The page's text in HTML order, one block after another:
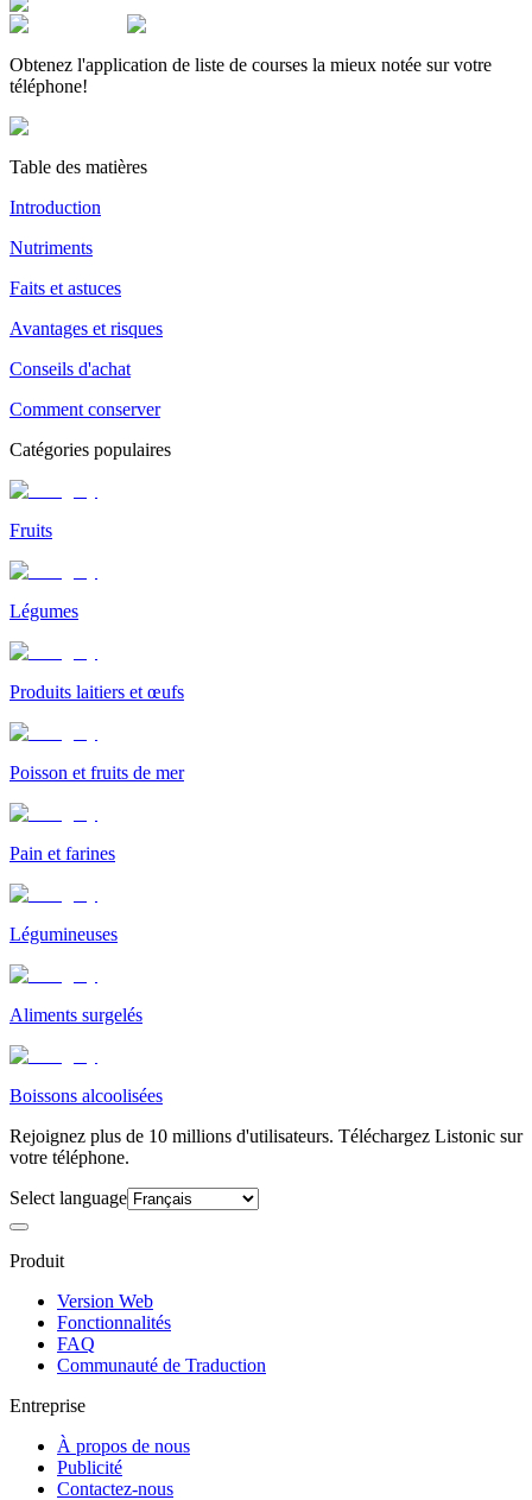
Obtenez l'application de liste de courses la mieux notée sur votre
téléphone!
Table des matières
Introduction
Nutriments
Faits et astuces
Avantages et risques
Conseils d'achat
Comment conserver
Catégories populaires
Fruits
Légumes
Produits laitiers et œufs
Poisson et fruits de mer
Pain et farines
Légumineuses
Aliments surgelés
Boissons alcoolisées
Rejoignez plus de 10 millions d'utilisateurs. Téléchargez Listonic sur
votre téléphone.
Select language
Produit
Version Web
Fonctionnalités
FAQ
Communauté de Traduction
Entreprise
À propos de nous
Publicité
Contactez-nous